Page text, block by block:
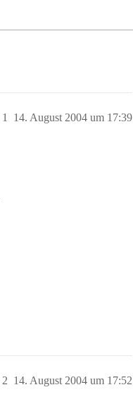
14. August 2004 um 17:39
1
14. August 2004 um 17:52
2